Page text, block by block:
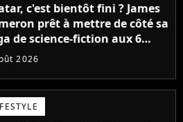
c'est bientôt fini ? James
prêt à mettre de côté sa
de science-fiction aux 6
de recettes
2026